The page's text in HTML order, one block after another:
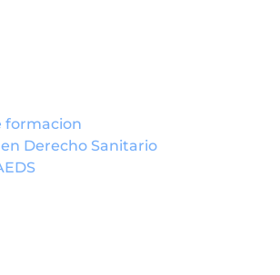
formacion
Derecho Sanitario